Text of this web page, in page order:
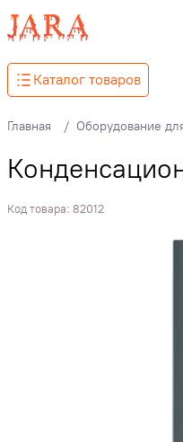
Каталог товаров
Главная Оборудование
Код товара: 82012